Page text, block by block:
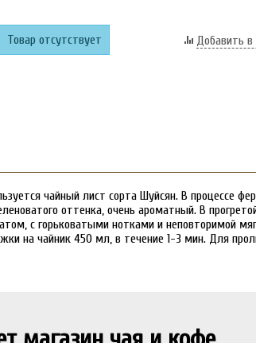
Товар отсутствует Добавить в
чайный лист сорта Шуйсян. В процессе
оттенка, очень ароматный. В
с горьковатыми нотками и неповторимой
на чайник 450 мл, в течение 1-3 мин. Для